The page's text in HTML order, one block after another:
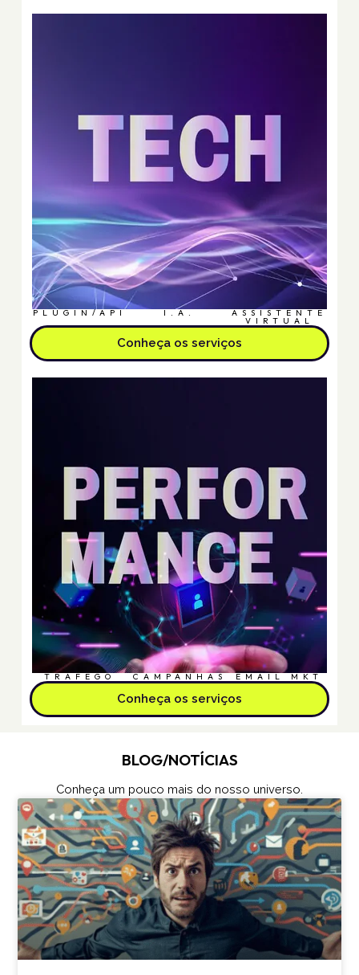
PLUGIN/API I.A. ASSISTENTE
VIRTUAL
Conheça os serviços
TRÁFEGO CAMPANHAS EMAIL MKT
Conheça os serviços
BLOG/NOTÍCIAS
Conheça um pouco mais do nosso universo.